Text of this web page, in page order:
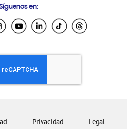
Ecuador
El Salvador
Honduras
Nicaragua
Panamá
Venezuela
Síguenos en:
Privacidad Legal